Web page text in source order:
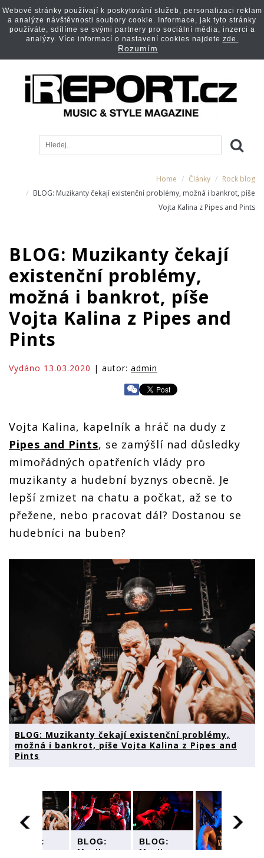
Home Články
Rock blog
BLOG: Muzikanty čekají existenční problémy, možná i bankrot, píše
Vojta Kalina z Pipes and Pints
BLOG: Muzikanty čekají
existenční problémy,
možná i bankrot, píše
Vojta Kalina z Pipes and
Pints
Vydáno 13.03.2020 | autor: admin
Vojta Kalina, kapelník a hráč na dudy z
Pipes and Pints, se zamýšlí nad důsledky
mimořádných opatřeních vlády pro
muzikanty a hudební byznys obecně. Je
lepší zmizet na chatu a počkat, až se to
přežene, nebo pracovat dál? Dostanou se
hudebníci na buben?
BLOG: Muzikanty čekají existenční problémy,
možná i bankrot, píše Vojta Kalina z Pipes and
Pints
BLOG:
BLOG:
Muzikanty
BLOG:
Muzikanty
Webové stránky používají k poskytování služeb, personalizaci reklam
a analýze návštěvnosti soubory cookie. Informace, jak tyto stránky
používáte, sdílíme se svými partnery pro sociální média, inzerci a
analýzy. Více informací o nastavení cookies najdete zde.
Rozumím